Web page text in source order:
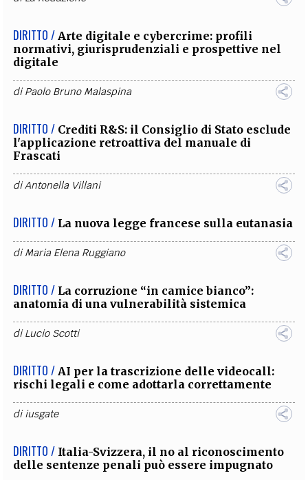
DIRITTO / Arte digitale e cybercrime: profili
normativi, giurisprudenziali e prospettive nel
digitale
diPaolo Bruno Malaspina
DIRITTO / Crediti R&S: il Consiglio di Stato esclude
l'applicazione retroattiva del manuale di
Frascati
diAntonella Villani
DIRITTO / La nuova legge francese sulla eutanasia
diMaria Elena Ruggiano
DIRITTO / La corruzione “in camice bianco”:
anatomia di una vulnerabilità sistemica
diLucio Scotti
DIRITTO / AI per la trascrizione delle videocall:
rischi legali e come adottarla correttamente
diiusgate
DIRITTO / Italia-Svizzera, il no al riconoscimento
delle sentenze penali può essere impugnato